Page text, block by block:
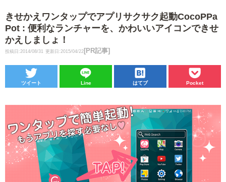
きせかえワンタップでアプリサクサク起動CocoPPa
Pot : 便利なランチャーを、かわいいアイコンできせ
かえしましょ！
投稿日:2014/08/31 更新日:2015/04/22 [PR記事]
ツイート Line はてブ Pocket